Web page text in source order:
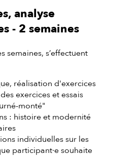
analyse
- 2 semaines
semaines, s’effectuent
réalisation d'exercices
exercices et essais
monté"
: histoire et modernité
individuelles sur les
participant·e souhaite